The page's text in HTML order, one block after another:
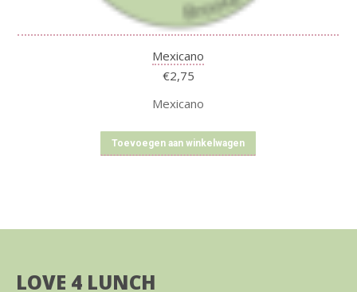
Mexicano
€2,75
Mexicano
Toevoegen aan winkelwagen
LOVE 4 LUNCH